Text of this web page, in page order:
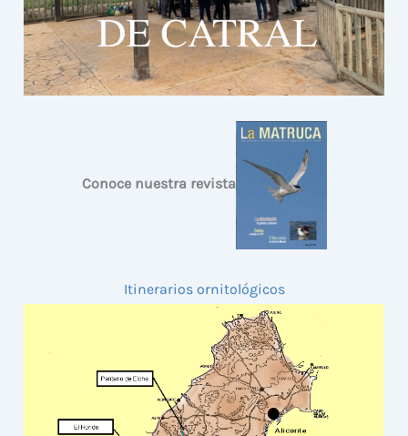
Conoce nuestra revista
Itinerarios ornitológicos